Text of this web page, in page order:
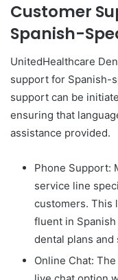
Customer
Spanish-
UnitedHealthcare
support for Spanish-
support can be
ensuring that
assistance provided.
Phone Support:
service line
customers. This
fluent in
dental plans and
Online Chat: